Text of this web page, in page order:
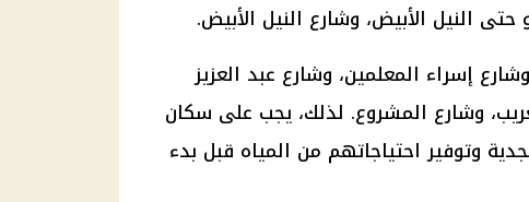
إسراء المعلمين، وشارع عبد العزيز
وشارع المشروع. لذلك، يجب على سكان
وتوفير احتياجاتهم من المياه قبل بدء